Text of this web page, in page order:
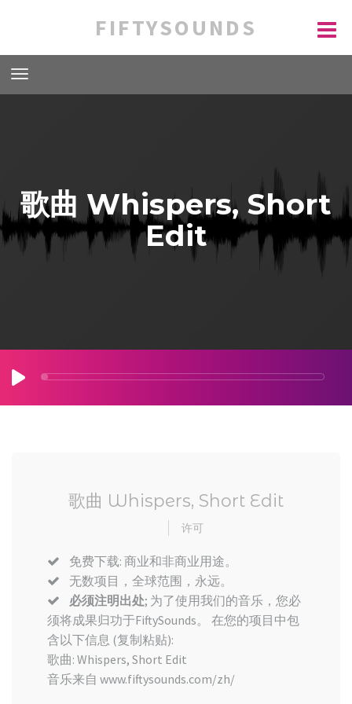
FIFTYSOUNDS
歌曲 Whispers, Short
Edit
歌曲 Whispers, Short Edit
许可
免费下载: 商业和非商业用途。
无数项目，全球范围，永远。
必须注明出处; 为了使用我们的音乐，您必
须将成果归功于FiftySounds。 在您的项目中包
含以下信息 (复制粘贴):
歌曲: Whispers, Short Edit
音乐来自 www.fiftysounds.com/zh/